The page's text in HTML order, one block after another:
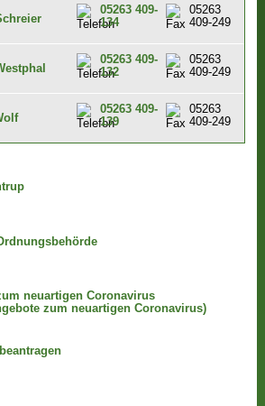
05263 409-
134
05263
409-249
05263 409-
132
05263
409-249
05263 409-
139
05263
409-249
neuartigen Coronavirus
zum neuartigen Coronavirus)